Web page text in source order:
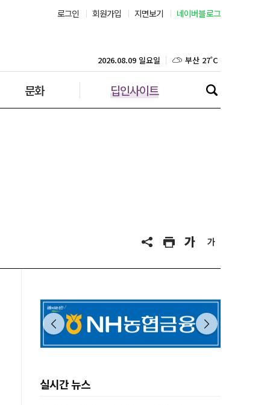
로그인 회원가입 지면보기 네이버블로그
문화 딥인사이트
2026.08.09 일요일 대구 25˚C
인천 27˚C
제주 27˚C
실시간 뉴스